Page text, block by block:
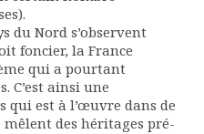
du Nord s’observent
foncier, la France
qui a pourtant
C’est ainsi une
qui est à l’œuvre dans de
des héritages pré-